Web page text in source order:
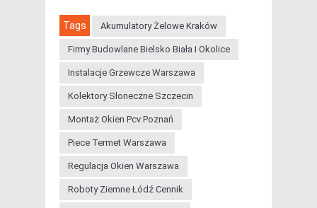
Tags Akumulatory Żelowe Kraków
Firmy Budowlane Bielsko Biała I Okolice
Instalacje Grzewcze Warszawa
Kolektory Słoneczne Szczecin
Montaż Okien Pcv Poznań
Piece Termet Warszawa
Regulacja Okien Warszawa
Roboty Ziemne Łódź Cennik